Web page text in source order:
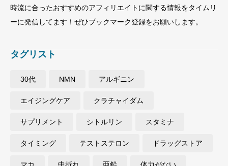
時流に合ったおすすめのアフィリエイトに関する情報をタイムリ
ーに発信してます！ぜひブックマーク登録をお願いします。
タグリスト
30代 NMN アルギニン
エイジングケア クラチャイダム
サプリメント シトルリン スタミナ
タイミング テストステロン ドラッグストア